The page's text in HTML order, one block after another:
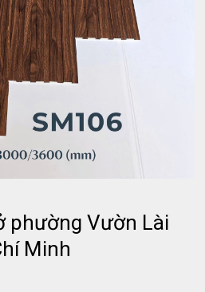
phường Vườn Lài
Minh